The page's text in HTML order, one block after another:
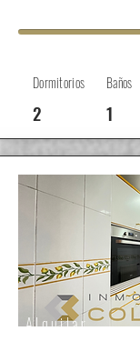
Dormitorios
2
Baños
1
Alquilar